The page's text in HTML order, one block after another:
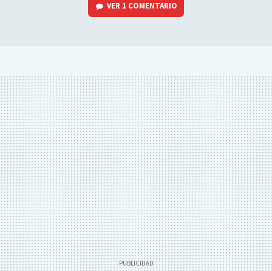
VER 1 COMENTARIO